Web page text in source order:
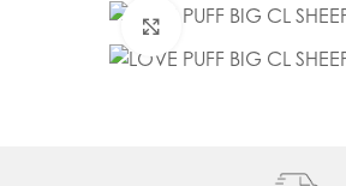
Click to enlarge